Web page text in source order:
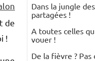
de
!
Dans la jungle
partagées !
A toutes celles
vouer !
De la fièvre ?